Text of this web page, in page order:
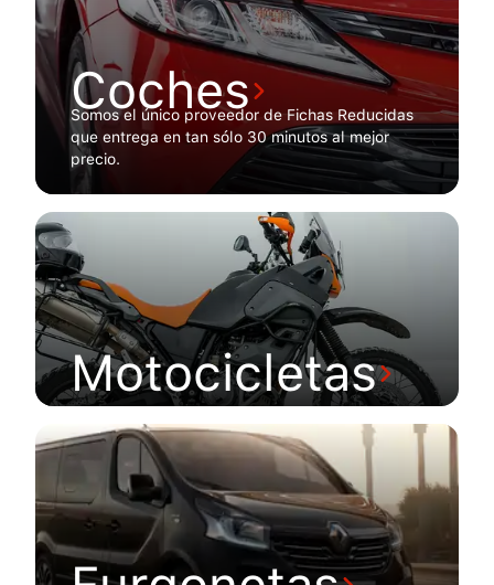
Coches
Somos el único proveedor de Fichas Reducidas
que entrega en tan sólo 30 minutos al mejor
precio.
Motocicletas